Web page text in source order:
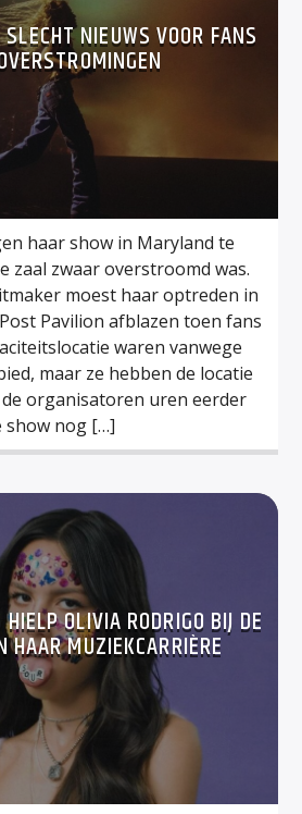
NIEUWS VOOR FANS
haar show in Maryland te
zaal zwaar overstroomd was.
moest haar optreden in
Pavilion afblazen toen fans
waren vanwege
maar ze hebben de locatie
organisatoren uren eerder
show nog […]
OLIVIA RODRIGO BIJ DE
HAAR MUZIEKCARRIÈRE